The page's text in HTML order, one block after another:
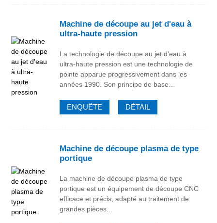
Machine de découpe au jet d'eau à
ultra-haute pression
La technologie de découpe au jet d'eau à
ultra-haute pression est une technologie de
pointe apparue progressivement dans les
années 1990. Son principe de base…
ENQUÊTE DÉTAIL
Machine de découpe plasma de type
portique
La machine de découpe plasma de type
portique est un équipement de découpe CNC
efficace et précis, adapté au traitement de
grandes pièces...